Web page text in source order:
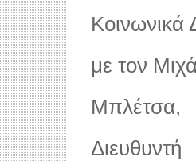
Κοινωνικά
με τον
Μπλέτσα,
Διευθυντή